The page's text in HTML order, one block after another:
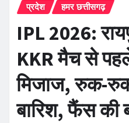
प्रदेश हमर छत्तीसगढ़
IPL 2026:
KKR मैच से
मिजाज, रुक-
बारिश, फैंस की